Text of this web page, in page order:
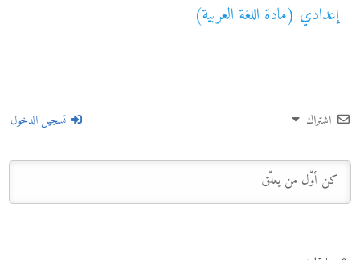
إعدادي (مادة اللغة العربية)
اشتراك تسجيل الدخول